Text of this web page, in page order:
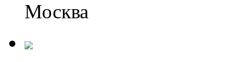
Москва